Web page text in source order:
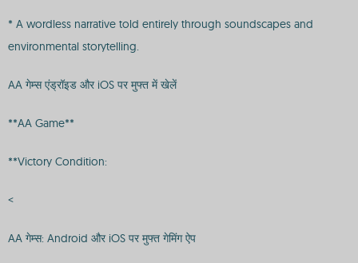
* A wordless narrative told entirely through soundscapes and
environmental storytelling.
AA गेम्स एंड्रॉइड और iOS पर मुफ्त में खेलें
**AA Game**
**Victory Condition:
<
AA गेम्स: Android और iOS पर मुफ्त गेमिंग ऐप